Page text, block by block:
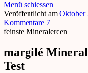
Menü schiessen
Veröffentlicht am Oktober
Kommentare 7
feinste Mineralerden
margilé
Test